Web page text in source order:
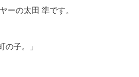
ーの太田 準です。
の子。」